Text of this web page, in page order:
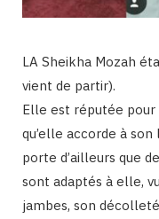
LA Sheikha Mozah
vient de partir).
Elle est réputée
qu’elle accorde à
porte d’ailleurs que
sont adaptés à elle,
jambes, son